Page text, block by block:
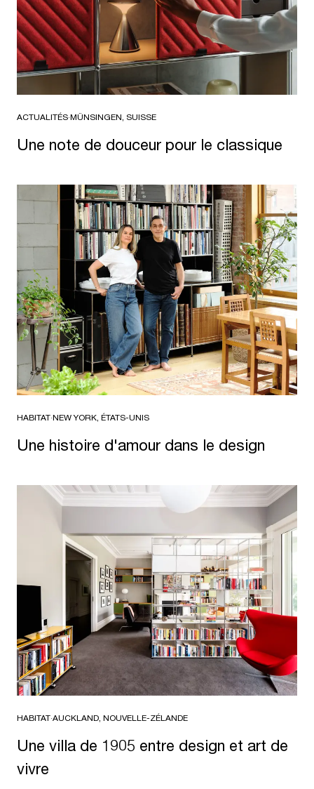
ACTUALITÉS·MÜNSINGEN, SUISSE
Une note de douceur pour le classique
HABITAT·NEW YORK, ÉTATS-UNIS
Une histoire d'amour dans le design
HABITAT·AUCKLAND, NOUVELLE-ZÉLANDE
Une villa de 1905 entre design et art de
vivre